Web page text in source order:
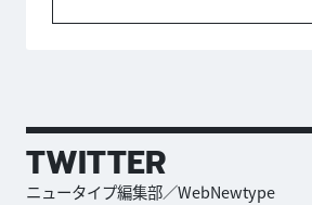
TWITTER
ニュータイプ編集部／WebNewtype